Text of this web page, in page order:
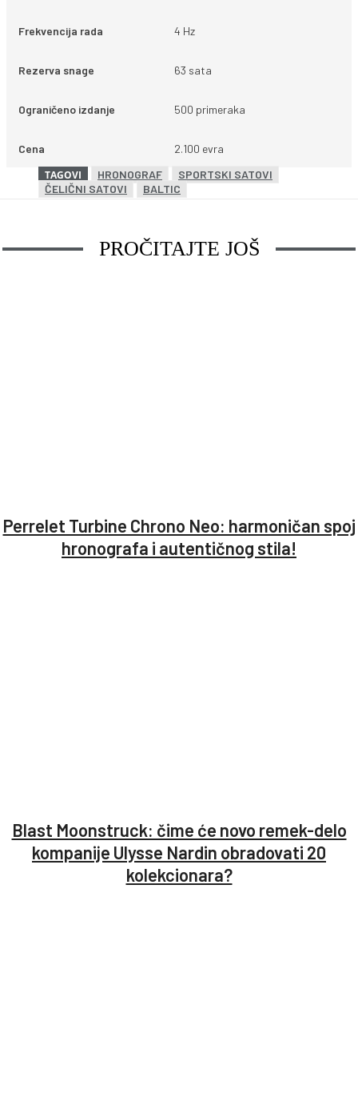
Frekvencija rada 4 Hz
Rezerva snage 63 sata
Ograničeno izdanje 500 primeraka
Cena
2.100 evra
TAGOVI
HRONOGRAF
SPORTSKI SATOVI
ČELIČNI SATOVI
BALTIC
PROČITAJTE JOŠ
Perrelet Turbine Chrono Neo: harmoničan spoj
hronografa i autentičnog stila!
Blast Moonstruck: čime će novo remek-delo
kompanije Ulysse Nardin obradovati 20
kolekcionara?